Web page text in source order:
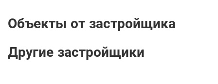
Объекты от застройщика
Другие застройщики